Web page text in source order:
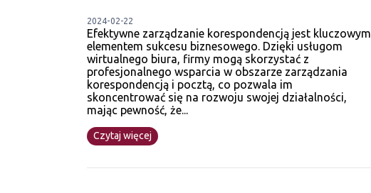
2024-02-22
Efektywne zarządzanie korespondencją jest kluczowym
elementem sukcesu biznesowego. Dzięki usługom
wirtualnego biura, firmy mogą skorzystać z
profesjonalnego wsparcia w obszarze zarządzania
korespondencją i pocztą, co pozwala im
skoncentrować się na rozwoju swojej działalności,
mając pewność, że...
Czytaj więcej